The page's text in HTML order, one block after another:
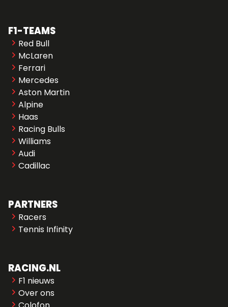
F1-TEAMS
Red Bull
McLaren
Ferrari
Mercedes
Aston Martin
Alpine
Haas
Racing Bulls
Williams
Audi
Cadillac
PARTNERS
Racers
Tennis Infinity
RACING.NL
F1 nieuws
Over ons